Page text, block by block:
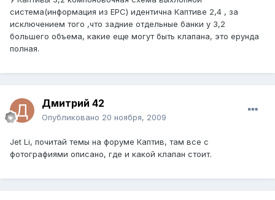
система(информация из EPC) идентична Каптиве 2,4 , за
исключением того ,что задние отдельные банки у 3,2
большего объема, какие еще могут быть клапана, это ерунда
полная.
Дмитрий 42
Опубликовано 20 ноября, 2009
Jet Li, почитай темы на форуме Каптив, там все с
фотографиями описано, где и какой клапан стоит.